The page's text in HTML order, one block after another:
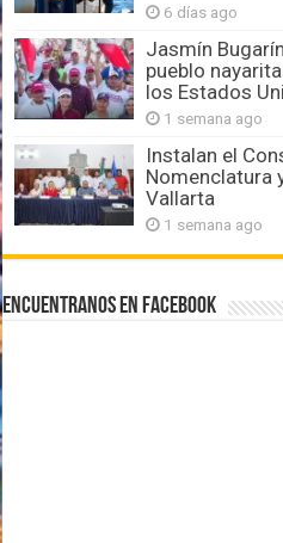
6 días ago
Jasmín
pueblo
los Estados
1 semana ago
Instalan el
Nomenclatura
Vallarta
1 semana ago
Encuentranos en Facebook